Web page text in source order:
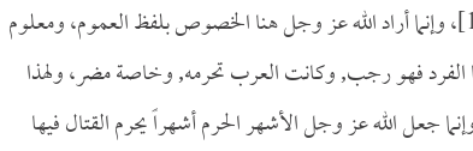
[البقرة:194]، وإنما أراد الله عز وجل هنا الخصوص بلفظ العموم، ومعلوم
الفرد فهو رجب, وكانت العرب تحرمه, وخاصة مضر، ولهذا
جعل الله عز وجل الأشهر الحرم أشهراً يحرم القتال فيها